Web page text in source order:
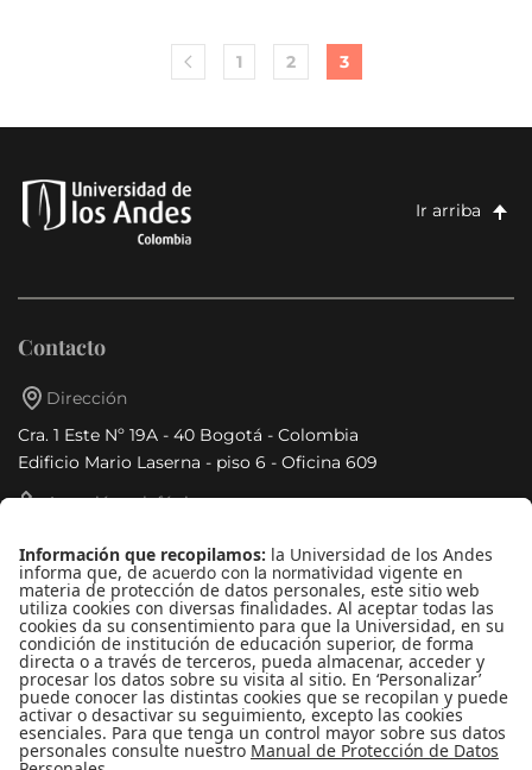
1 2 3
Ir arriba
Contacto
Dirección
Cra. 1 Este Nº 19A - 40 Bogotá - Colombia
Edificio Mario Laserna - piso 6 - Oficina 609
Atención telefónica
Enlaces de interés
Línea de Transparencia Uniandes
Protección de datos Personales